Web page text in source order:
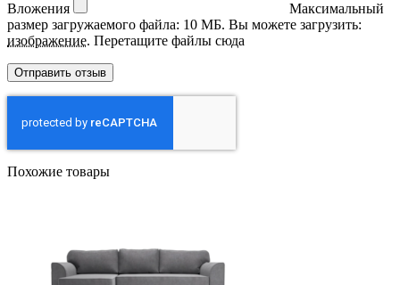
Вложения
Максимальный
размер загружаемого файла: 10 МБ. Вы можете загрузить:
изображение. Перетащите файлы сюда
Похожие товары